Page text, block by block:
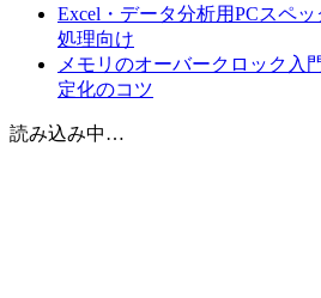
Excel・データ分析用PCスペ
処理向け
メモリのオーバークロック入
定化のコツ
読み込み中…